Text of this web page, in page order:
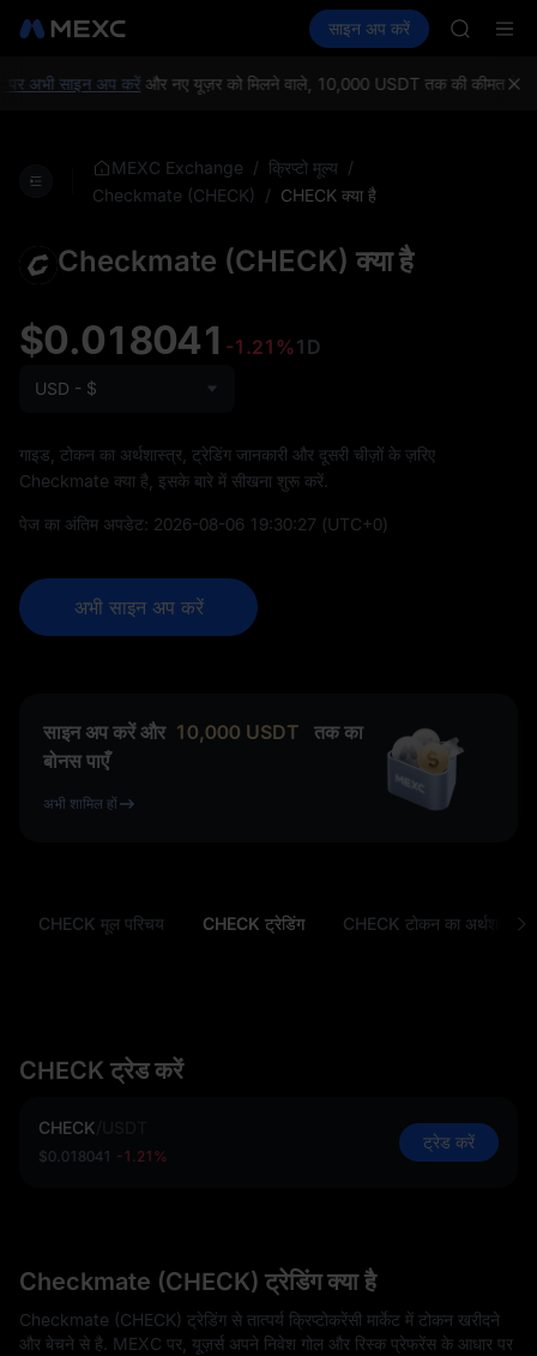
स्पॉट फ़्यूचर्स SPCX कमाएँ
साइन अप करें
SPCX
HFT
अभी साइन अप करेंऔर नए यूज़र को मिलने वाले, 10,000 USDT तक की कीमत के
MEXC Exchange / क्रिप्टो मूल्य /
Checkmate (CHECK)
/ CHECK क्या है
Checkmate (CHECK) क्या है
$0.018041 -1.21%1D
USD - $
गाइड, टोकन का अर्थशास्त्र, ट्रेडिंग जानकारी और दूसरी चीज़ों के ज़रिए
Checkmate क्या है, इसके बारे में सीखना शुरू करें.
पेज का अंतिम अपडेट: 2026-08-06 19:30:27 (UTC+0)
अभी साइन अप करें
साइन अप करें और 10,000 USDT
तक का
बोनस पाएँ
अभी शामिल हों
CHECK मूल परिचय CHECK ट्रेडिंग CHECK टोकन का अर्थशास्त्र
CHECK ट्रेड करें
CHECK
$0.018041 -1.21%
ट्रेड करें
Checkmate (CHECK) ट्रेडिंग क्या है
Checkmate (CHECK) ट्रेडिंग से तात्पर्य क्रिप्टोकरेंसी मार्केट में टोकन खरीदने
और बेचने से है. MEXC पर, यूज़र्स अपने निवेश गोल और रिस्क प्रेफरेंस के आधार पर